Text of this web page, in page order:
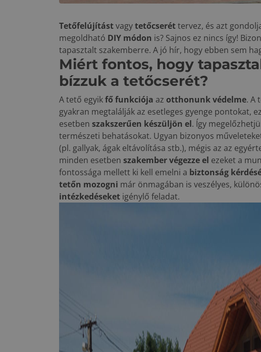
Tetőfelújítástvagytetőcseréttervez, és azt
megoldható DIY módon is? Sajnos ez nincs így!
tapasztalt szakemberre. A jó hír, hogy ebben sem
Miért fontos, hogy
bízzuk a tetőcserét?
A tető egyikfő funkciója az otthonunk védelme. A
gyakran megtalálják az esetleges gyenge pontokat,
esetben szakszerűen készüljön el. Így
természeti behatásokat. Ugyan bizonyos
(pl. gallyak, ágak eltávolítása stb.), mégis az az
minden esetben szakember végezze el ezeket a
fontossága mellett ki kell emelni a biztonság
tetőn mozogni már önmagában is veszélyes,
intézkedéseket igénylő feladat.